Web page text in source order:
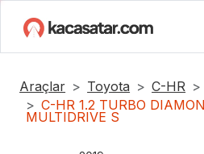
Araçlar Toyota C-HR
C-HR 1.2 TURBO
MULTIDRIVE S